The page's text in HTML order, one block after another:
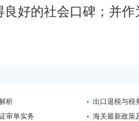
良好的社会口碑；并
析
出口退税与税
审单实务
海关最新政策